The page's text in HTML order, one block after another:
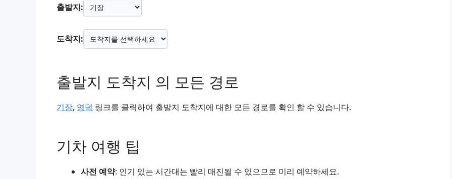
출발지:
도착지:
출발지 도착지 의 모든 경로
기장, 영덕 링크를 클릭하여 출발지 도착지에 대한 모든 경로를 확인 할 수 있습니다.
기차 여행 팁
사전 예약: 인기 있는 시간대는 빨리 매진될 수 있으므로 미리 예약하세요.